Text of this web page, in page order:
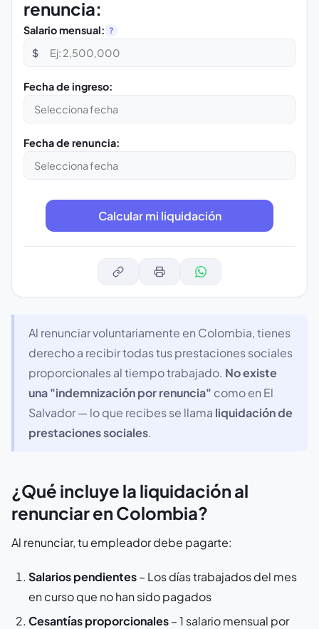
renuncia:
Salario mensual: ?
$
Fecha de ingreso:
Fecha de renuncia:
Al renunciar voluntariamente en Colombia, tienes
derecho a recibir todas tus prestaciones sociales
proporcionales al tiempo trabajado. No existe
una "indemnización por renuncia" como en El
Salvador — lo que recibes se llama liquidación de
prestaciones sociales.
¿Qué incluye la liquidación al
renunciar en Colombia?
Al renunciar, tu empleador debe pagarte:
Salarios pendientes– Los días trabajados del mes
en curso que no han sido pagados
Cesantías proporcionales– 1 salario mensual por